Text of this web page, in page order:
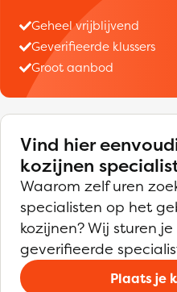
Geheel vrijblijvend
Geverifieerde klussers
Groot aanbod
Vind hier
kozijnen
Waarom zelf uren
specialisten op het
kozijnen? Wij sturen
geverifieerde
Plaats je